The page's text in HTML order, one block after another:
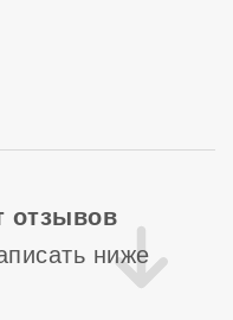
отзывов
ниже